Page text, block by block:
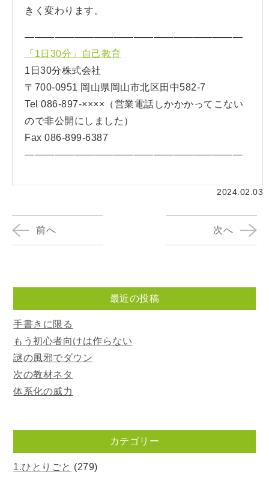
きく変わります。
——————————————————————
「1日30分」自己教育
1日30分株式会社
〒700-0951 岡山県岡山市北区田中582-7
Tel 086-897-××××（営業電話しかかかってこない
ので非公開にしました）
Fax 086-899-6387
——————————————————————
2024.02.03
前へ 次へ
最近の投稿
手書きに限る
もう初心者向けは作らない
謎の風邪でダウン
次の教材ネタ
体系化の威力
カテゴリー
1.ひとりごと (279)